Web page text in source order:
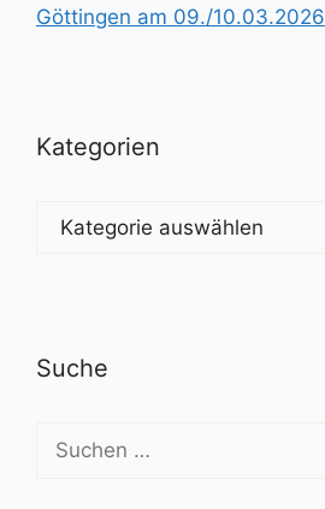
Göttingen am 09./10.03.2026
Kategorien
Kategorien
Suche
Suchen
nach: